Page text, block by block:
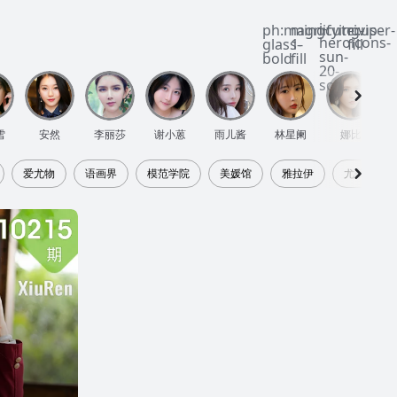
ph:magnifying-
glass-
bold
mingcute:vip-
1-
fill
i-
heroicons-
sun-
20-
solid
ri:user-
fill
安然 李丽莎 谢小蒽 雨儿酱 林星阑 娜比
爱尤物 语画界 模范学院 美媛馆 雅拉伊 尤美